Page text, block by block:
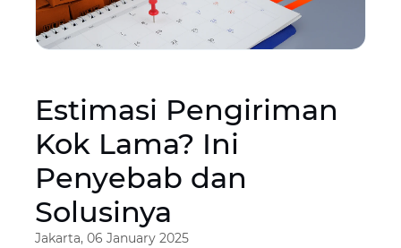
Estimasi Pengiriman
Kok Lama? Ini
Penyebab dan
Solusinya
Jakarta, 06 January 2025